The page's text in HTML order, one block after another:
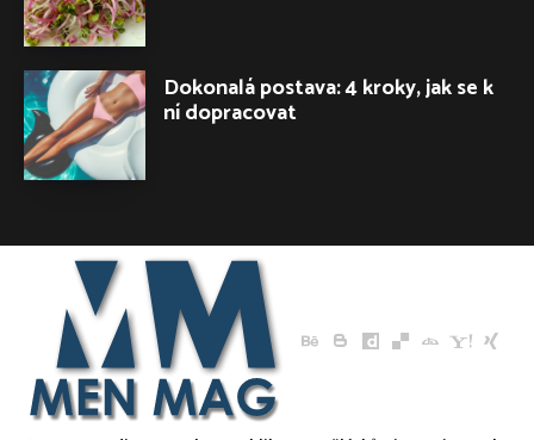
Dokonalá postava: 4 kroky, jak se k
ní dopracovat